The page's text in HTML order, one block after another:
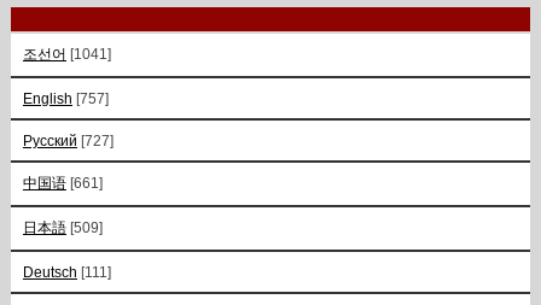
조선어 [1041]
English [757]
Русский [727]
中国语 [661]
日本語 [509]
Deutsch [111]